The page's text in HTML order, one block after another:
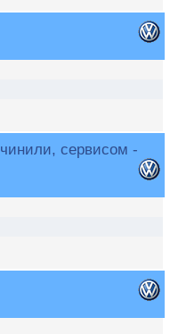
сервисом -